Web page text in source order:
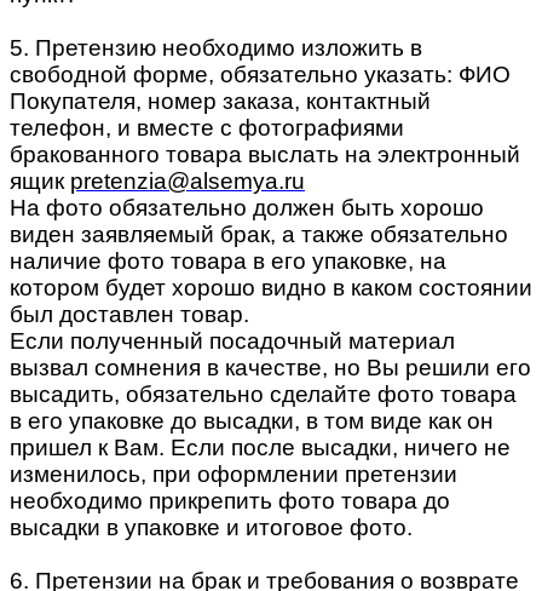
5. Претензию необходимо изложить в
свободной форме, обязательно указать: ФИО
Покупателя, номер заказа, контактный
телефон, и вместе с фотографиями
бракованного товара выслать на электронный
ящик pretenzia@alsemya.ru
На фото обязательно должен быть хорошо
виден заявляемый брак, а также обязательно
наличие фото товара в его упаковке, на
котором будет хорошо видно в каком состоянии
был доставлен товар.
Если полученный посадочный материал
вызвал сомнения в качестве, но Вы решили его
высадить, обязательно сделайте фото товара
в его упаковке до высадки, в том виде как он
пришел к Вам. Если после высадки, ничего не
изменилось, при оформлении претензии
необходимо прикрепить фото товара до
высадки в упаковке и итоговое фото.
6. Претензии на брак и требования о возврате